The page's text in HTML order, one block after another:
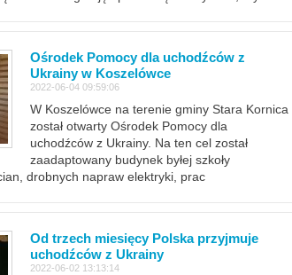
Ośrodek Pomocy dla uchodźców z
Ukrainy w Koszelówce
2022-06-04 09:59:06
W Koszelówce na terenie gminy Stara Kornica
został otwarty Ośrodek Pomocy dla
uchodźców z Ukrainy. Na ten cel został
zaadaptowany budynek byłej szkoły
drobnych napraw elektryki, prac
Od trzech miesięcy Polska przyjmuje
uchodźców z Ukrainy
2022-06-02 13:13:14